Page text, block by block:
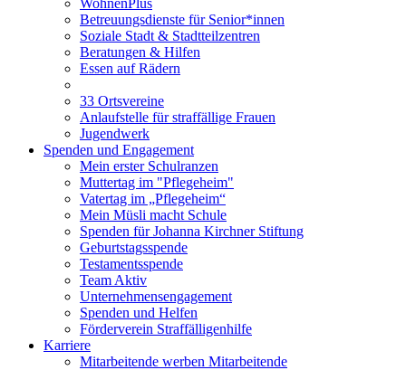
WohnenPlus
Betreuungsdienste für Senior*innen
Soziale Stadt & Stadtteilzentren
Beratungen & Hilfen
Essen auf Rädern
33 Ortsvereine
Anlaufstelle für straffällige Frauen
Jugendwerk
Spenden und Engagement
Mein erster Schulranzen
Muttertag im "Pflegeheim"
Vatertag im „Pflegeheim“
Mein Müsli macht Schule
Spenden für Johanna Kirchner Stiftung
Geburtstagsspende
Testamentsspende
Team Aktiv
Unternehmensengagement
Spenden und Helfen
Förderverein Straffälligenhilfe
Karriere
Mitarbeitende werben Mitarbeitende